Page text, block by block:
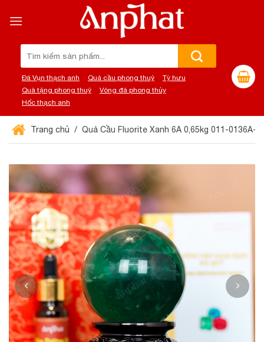
đến
Đá Vụn thạch anh Quả cầu phong thuỷ
Tỳ hưu
Quà tặng phong thuỷ
Vòng đá phong thủy
Hốc thạch anh
Trang chủ Quả Cầu Fluorite Xanh 6A 0,65kg 011-0136A-